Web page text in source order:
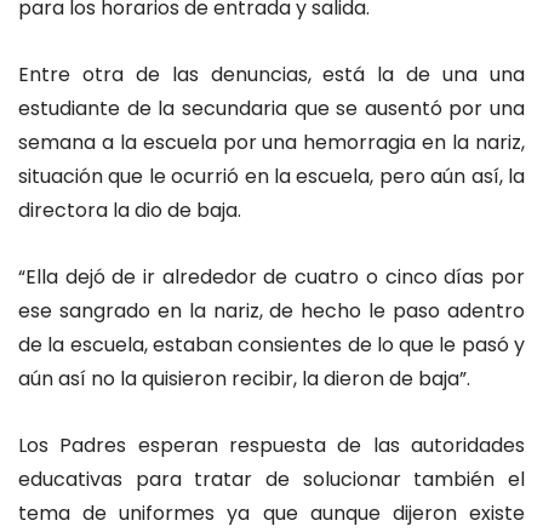
para los horarios de entrada y salida.
Entre otra de las denuncias, está la de una una
estudiante de la secundaria que se ausentó por una
semana a la escuela por una hemorragia en la nariz,
situación que le ocurrió en la escuela, pero aún así, la
directora la dio de baja.
“Ella dejó de ir alrededor de cuatro o cinco días por
ese sangrado en la nariz, de hecho le paso adentro
de la escuela, estaban consientes de lo que le pasó y
aún así no la quisieron recibir, la dieron de baja”.
Los Padres esperan respuesta de las autoridades
educativas para tratar de solucionar también el
tema de uniformes ya que aunque dijeron existe